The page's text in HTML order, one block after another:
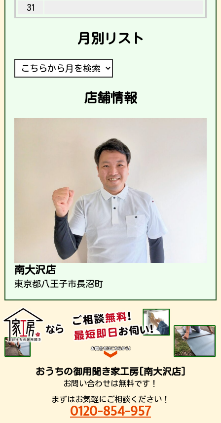
31
月別リスト
店舗情報
南大沢店
東京都八王子市長沼町
おうちの御用聞き家工房[南大沢店]
お問い合わせは無料です！
まずはお気軽にご相談ください！
0120-854-957